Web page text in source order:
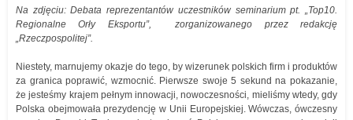
Na zdjęciu: Debata reprezentantów uczestników seminarium pt. „Top10.
Regionalne Orły Eksportu”, zorganizowanego przez redakcję
„Rzeczpospolitej”.
Niestety, marnujemy okazje do tego, by wizerunek polskich firm i produktów
za granica poprawić, wzmocnić. Pierwsze swoje 5 sekund na pokazanie,
że jesteśmy krajem pełnym innowacji, nowoczesności, mieliśmy wtedy, gdy
Polska obejmowała prezydencję w Unii Europejskiej. Wówczas, ówczesny